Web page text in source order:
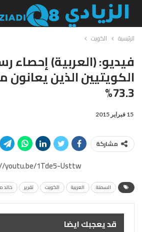
الرئيسية الكويت
فيديو: (العربية) إحصاء
الكويتيين الذين يعانون
73.3%
15 فبراير 2015
مشاركة
1Tde5-Usttw
السمنة العربية الكويت تقرير خالد
قد يعجبك ايضا